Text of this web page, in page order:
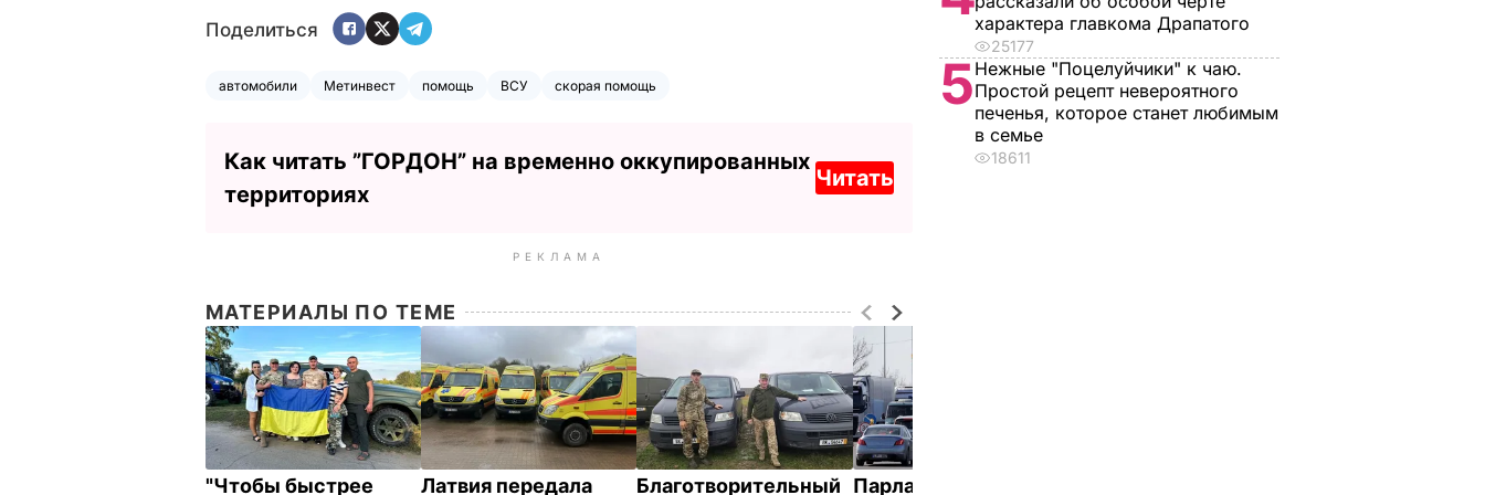
Поделиться
автомобили Метинвест помощь ВСУ скорая помощь
Как читать ”ГОРДОН” на временно оккупированных
территориях
Читать
РЕКЛАМА
МАТЕРИАЛЫ ПО ТЕМЕ
"Чтобы быстрее Латвия передала Благотворительный Парламент Латвии
характера главкома Драпатого
25177
5Нежные "Поцелуйчики" к чаю.
Простой рецепт невероятного
печенья, которое станет любимым
в семье
18611